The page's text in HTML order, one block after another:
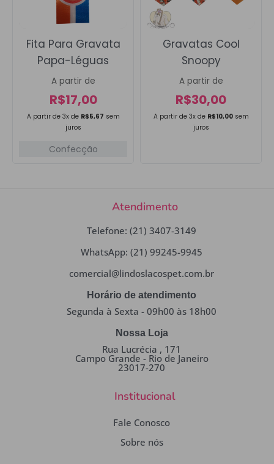
A partir de 3x de R$5,67 sem
juros
Fita Para Gravata
Papa-Léguas
A partir de
R$17,00
Confecção
A partir de 3x de R$10,00 sem
juros
Gravatas Cool
Snoopy
A partir de
R$30,00
Atendimento
Telefone: (21) 3407-3149
WhatsApp: (21) 99245-9945
comercial@lindoslacospet.com.br
Horário de atendimento
Segunda à Sexta - 09h00 às 18h00
Nossa Loja
Rua Lucrécia , 171
Campo Grande - Rio de Janeiro
23017-270
Institucional
Fale Conosco
Sobre nós